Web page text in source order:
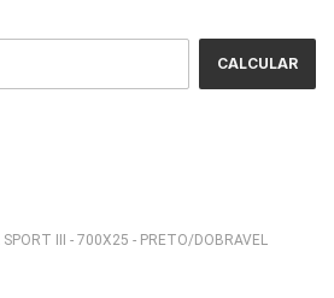
CALCULAR
III - 700X25 - PRETO/DOBRAVEL